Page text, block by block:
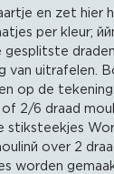
en zet hier
per kleur;
gesplitste
van uitrafelen.
op de
2/6 draad
stiksteekjes
over 2
worden